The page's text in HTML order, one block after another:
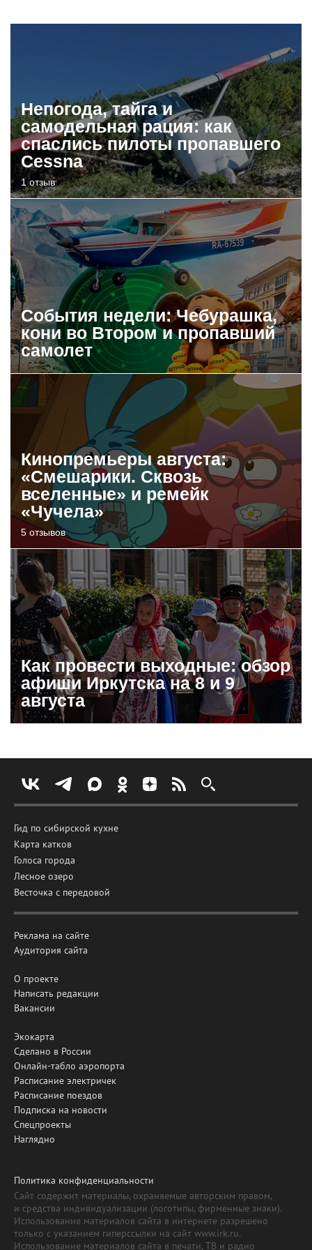
Непогода, тайга и
самодельная рация: как
спаслись пилоты пропавшего
Cessna
1 отзыв
События недели: Чебурашка,
кони во Втором и пропавший
самолет
Кинопремьеры августа:
«Смешарики. Сквозь
вселенные» и ремейк
«Чучела»
5 отзывов
Как провести выходные: обзор
афиши Иркутска на 8 и 9
августа
Гид по сибирской кухне
Карта катков
Голоса города
Лесное озеро
Весточка с передовой
Реклама на сайте
Аудитория сайта
О проекте
Написать редакции
Вакансии
Экокарта
Сделано в России
Онлайн-табло аэропорта
Расписание электричек
Расписание поездов
Подписка на новости
Спецпроекты
Наглядно
Политика конфиденциальности
Сайт содержит материалы, охраняемые авторским правом,
и средства индивидуализации (логотипы, фирменные знаки).
Использование материалов сайта в интернете разрешено
только с указанием гиперссылки на сайт www.irk.ru.
Использование материалов сайта в печати, ТВ и радио